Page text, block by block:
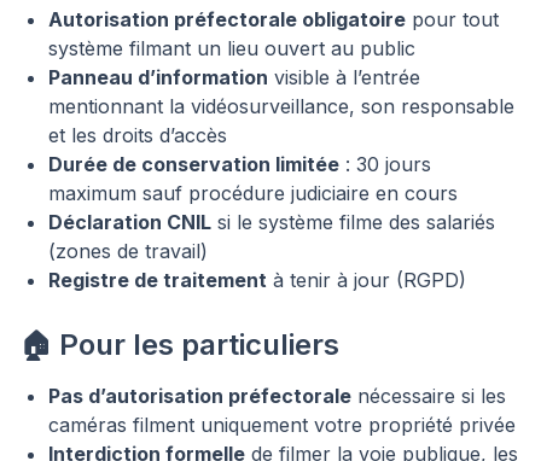
Autorisation préfectorale obligatoire pour tout
système filmant un lieu ouvert au public
Panneau d’information visible à l’entrée
mentionnant la vidéosurveillance, son responsable
et les droits d’accès
Durée de conservation limitée : 30 jours
maximum sauf procédure judiciaire en cours
Déclaration CNIL si le système filme des salariés
(zones de travail)
Registre de traitement à tenir à jour (RGPD)
🏠 Pour les particuliers
Pas d’autorisation préfectorale nécessaire si les
caméras filment uniquement votre propriété privée
Interdiction formelle de filmer la voie publique, les